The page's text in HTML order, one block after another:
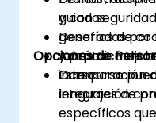
y con
generadas por
Adoptar
incorporación
integración
guiados.
Desafíos de
y práctica de
Cursor.
Opciones de
Este curso
lenguajes de
específicos